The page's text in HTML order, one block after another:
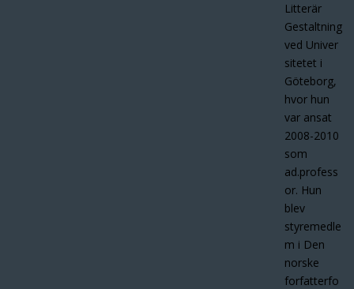
Litterär
Gestaltning
ved Univer
sitetet i
Göteborg,
hvor hun
var ansat
2008-2010
som
ad.profess
or. Hun
blev
styremedle
m i Den
norske
forfatterfo